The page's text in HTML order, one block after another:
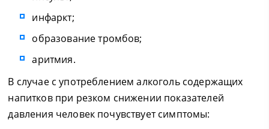
инфаркт;
образование тромбов;
аритмия.
В случае с употреблением алкоголь содержащих
напитков при резком снижении показателей
давления человек почувствует симптомы: